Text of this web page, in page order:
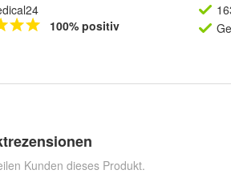
100% positiv
Kunden dieses Produkt.